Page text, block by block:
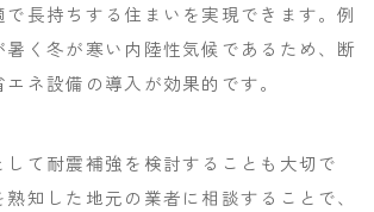
で長持ちする住まいを実現できます。例
暑く冬が寒い内陸性気候であるため、断
ネ設備の導入が効果的です。
して耐震補強を検討することも大切で
知した地元の業者に相談することで、